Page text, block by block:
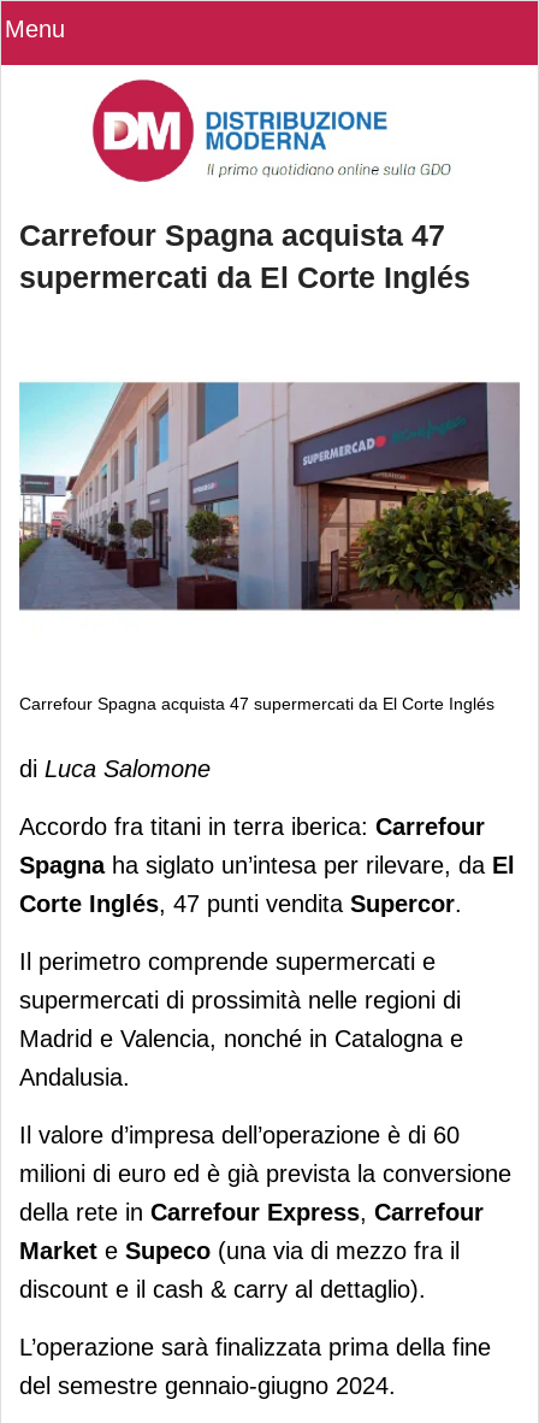
Menu
Carrefour Spagna acquista 47
supermercati da El Corte Inglés
Carrefour Spagna acquista 47 supermercati da El Corte Inglés
Carrefour Spagna acquista 47
supermercati da El Corte Inglés
di Luca Salomone
Accordo fra titani in terra iberica: Carrefour
Spagna ha siglato un’intesa per rilevare, da El
Corte Inglés, 47 punti vendita Supercor.
Il perimetro comprende supermercati e
supermercati di prossimità nelle regioni di
Madrid e Valencia, nonché in Catalogna e
Andalusia.
Il valore d’impresa dell’operazione è di 60
milioni di euro ed è già prevista la conversione
della rete in Carrefour Express, Carrefour
Market e Supeco (una via di mezzo fra il
discount e il cash & carry al dettaglio).
L’operazione sarà finalizzata prima della fine
del semestre gennaio-giugno 2024.